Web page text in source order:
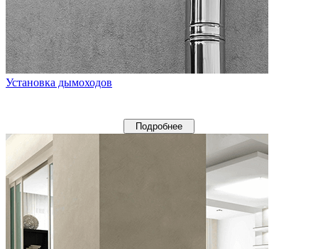
Установка дымоходов
Подробнее